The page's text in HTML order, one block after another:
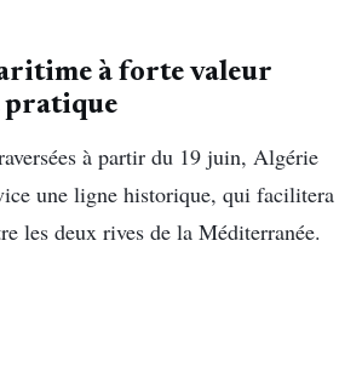
à forte valeur
pratique
à partir du 19 juin, Algérie
une ligne historique, qui facilitera
les deux rives de la Méditerranée.